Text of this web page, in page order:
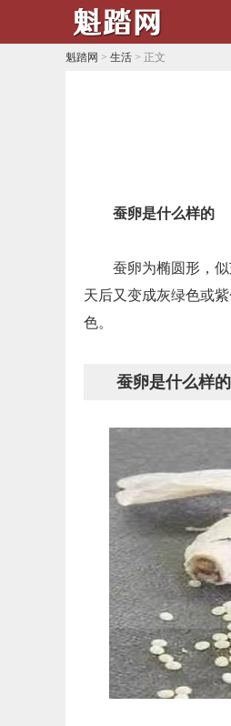
魁踏网 > 生活 > 正文
蚕卵是什么样的
蚕卵为椭圆形，
天后又变成灰绿色或
色。
蚕卵是什么样的